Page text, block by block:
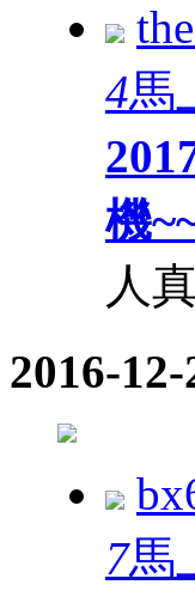
4馬
機
人
2016-12-
7馬